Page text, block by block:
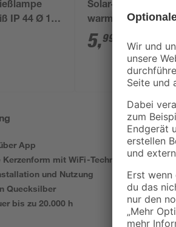
IP 44 Ø 15
Solar-Spießlampe
warmweiß IP 44 Ø
x 39 cm
5,99
App
Kerzenform mit WiFi-Technologie
und Nutzung
Quecksilber
bis zu 20.000 h